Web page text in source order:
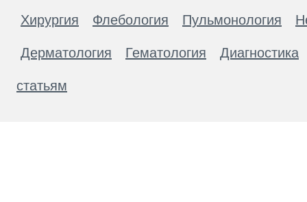
Хирургия Флебология Пульмонология
Дерматология Гематология Диагностика
статьям